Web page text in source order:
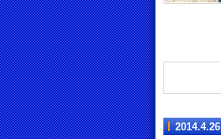
2014.4.26